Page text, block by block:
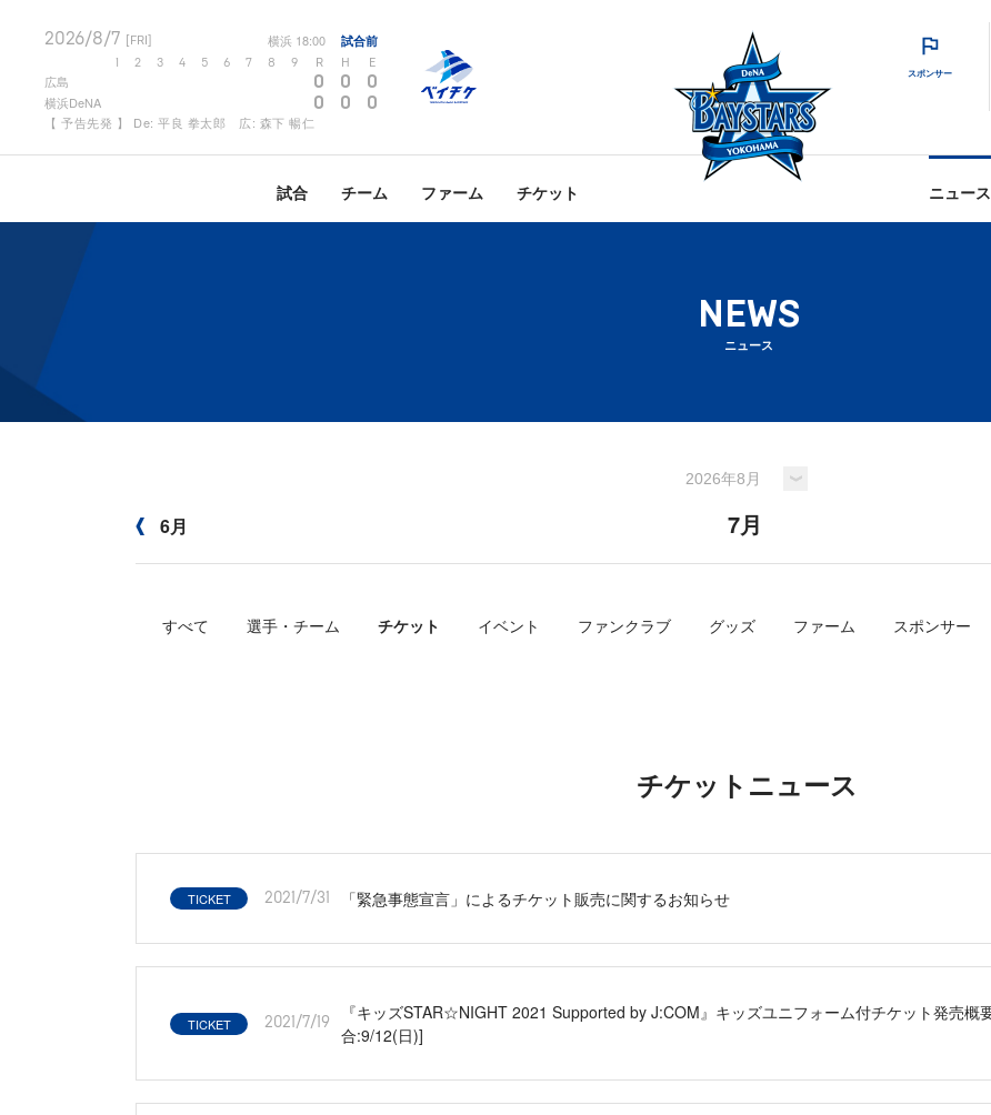
2026/8/7 [FRI] 横浜 18:00 試合前
2 3 4 5 6 7 8 9 R H E
広島 0 0 0
横浜DeNA 0 0 0
【 予告先発 】 De: 平良 拳太郎 広: 森下 暢仁
スポンサー
試合 チーム ファーム チケット ニュース
NEWS
ニュース
6月 7月
すべて 選手・チーム チケット イベント ファンクラブ グッズ ファーム スポンサー
チケットニュース
TICKET 2021/7/31 「緊急事態宣言」によるチケット販売に関するお知らせ
TICKET 2021/7/19
『キッズSTAR☆NIGHT 2021 Supported by J:COM』キッズユニフォーム付チケット発売概
合:9/12(日)]